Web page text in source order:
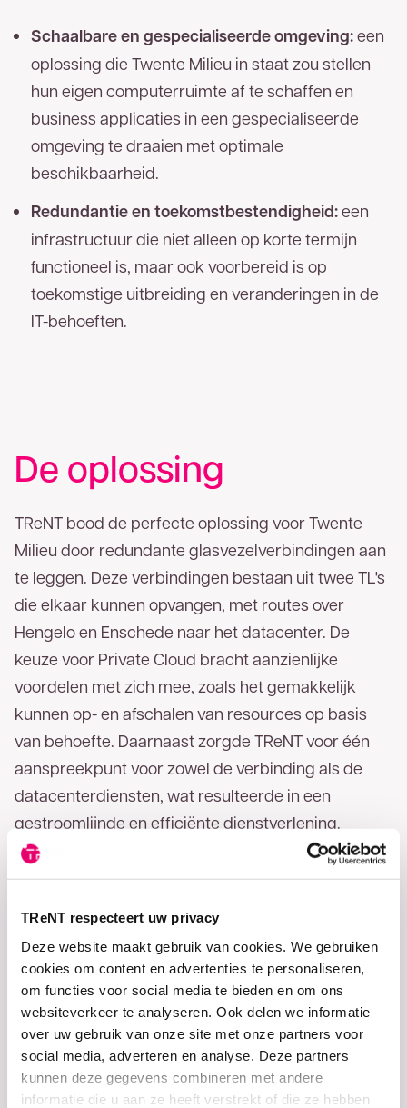
TReNT respecteert uw privacy
Deze website maakt gebruik van cookies. We gebruiken
cookies om content en advertenties te personaliseren,
om functies voor social media te bieden en om ons
websiteverkeer te analyseren. Ook delen we informatie
over uw gebruik van onze site met onze partners voor
social media, adverteren en analyse. Deze partners
kunnen deze gegevens combineren met andere
informatie die u aan ze heeft verstrekt of die ze hebben
Schaalbare en gespecialiseerde omgeving:een
oplossing die Twente Milieu in staat zou stellen
hun eigen computerruimte af te schaffen en
business applicaties in een gespecialiseerde
omgeving te draaien met optimale
beschikbaarheid.
Redundantie en toekomstbestendigheid:een
infrastructuur die niet alleen op korte termijn
functioneel is, maar ook voorbereid is op
toekomstige uitbreiding en veranderingen in de
IT-behoeften.
De oplossing
TReNT bood de perfecte oplossing voor Twente
Milieu door redundante glasvezelverbindingen aan
te leggen. Deze verbindingen bestaan uit twee TL's
die elkaar kunnen opvangen, met routes over
Hengelo en Enschede naar het datacenter. De
keuze voor Private Cloud bracht aanzienlijke
voordelen met zich mee, zoals het gemakkelijk
kunnen op- en afschalen van resources op basis
van behoefte. Daarnaast zorgde TReNT voor één
aanspreekpunt voor zowel de verbinding als de
datacenterdiensten, wat resulteerde in een
gestroomlijnde en efficiënte dienstverlening.
Dankzij de samenwerking met TReNT geniet
betrouwbare IT-infrastructuur. Dit stelt hen in staat
om hun essentiële diensten efficiënt te beheren en
zich te richten op hun kerntaken, terwijl ze klaar zijn
voor toekomstige technologische ontwikkelingen.
Goednieuws!
U bent een stap dichter bij hetmeest
betrouwbare glasvezelnetwerk van
Nederland.Op uw locatie(s) is zakelijk glasvezel
van TReNT beschikbaar. Vul hieronder uw
contact met u op. U kunt ons ook direct bereiken
via053 - 711 41 00
Voor- en achternaam
Telefoonnummer
E-mailadres
Bedankt voor uw aanvraag. U ontvangt zo
spoedig mogelijk een reactie.